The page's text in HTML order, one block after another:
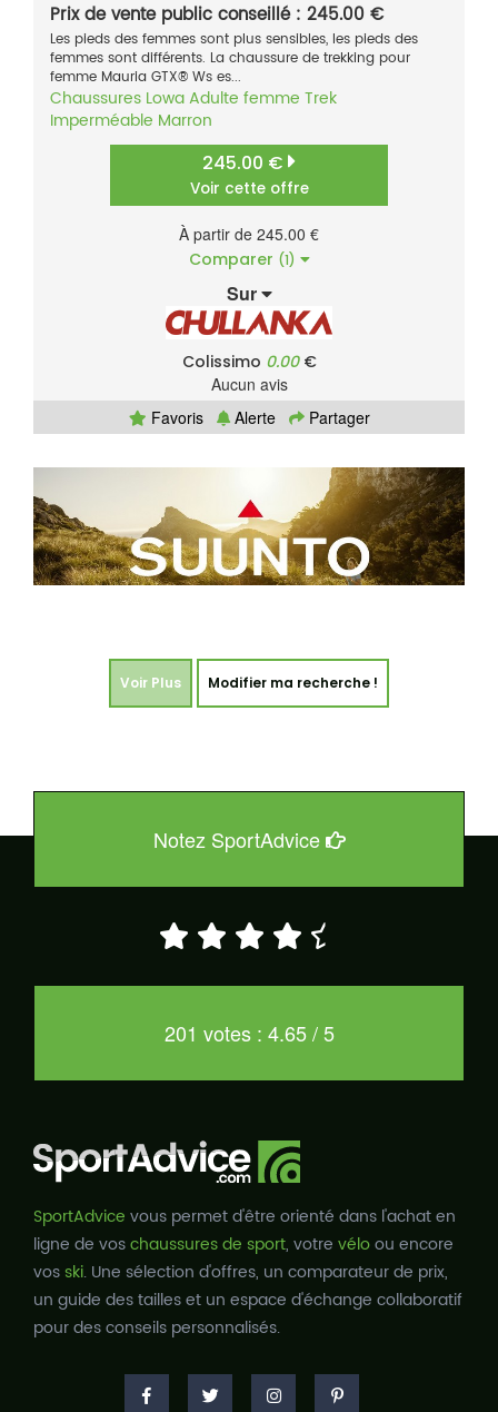
Prix de vente public conseillé : 245.00 €
Les pieds des femmes sont plus sensibles, les pieds des
femmes sont différents. La chaussure de trekking pour
femme Mauria GTX® Ws es...
Chaussures LowaAdulte femme Trek
Imperméable Marron
245.00 €
Voir cette offre
À partir de 245.00 €
Comparer (1)
Sur
Colissimo 0.00€
Aucun avis
Favoris
Alerte Partager
Voir Plus Modifier ma recherche !
Notez SportAdvice
201 votes : 4.65 / 5
SportAdvice vous permet d'être orienté dans l'achat en
ligne de voschaussures de sport, votre véloou encore
vosski. Une sélection d'offres, un comparateur de prix,
un guide des tailles et un espace d'échange collaboratif
pour des conseils personnalisés.